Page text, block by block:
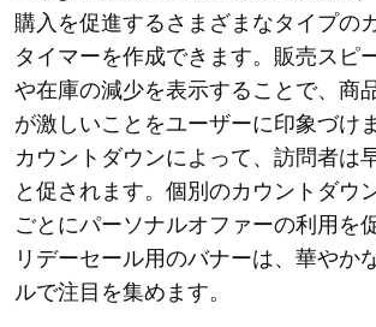
購入を促進するさまざまなタイプの
タイマーを作成できます。販売スピ
や在庫の減少を表示することで、商
が激しいことをユーザーに印象づけ
カウントダウンによって、訪問者は
と促されます。個別のカウントダウ
ごとにパーソナルオファーの利用を
リデーセール用のバナーは、華やか
ルで注目を集めます。